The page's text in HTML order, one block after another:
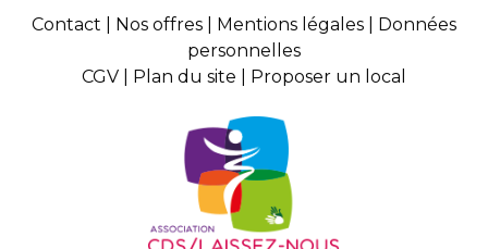
Contact Nos offres Mentions légales
Données
personnelles
CGV
Plan du site Proposer un local